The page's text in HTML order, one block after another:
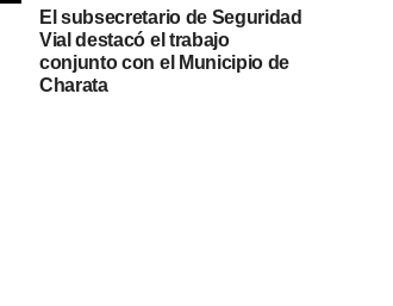
El subsecretario de Seguridad
Vial destacó el trabajo
conjunto con el Municipio de
Charata